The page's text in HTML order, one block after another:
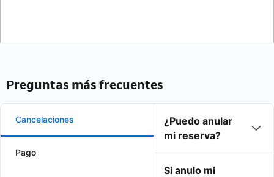
Preguntas más frecuentes
Cancelaciones
Pago
¿Puedo anular
mi reserva?
Si anulo mi